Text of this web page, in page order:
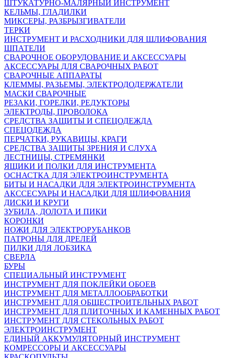
ШТУКАТУРНО-МАЛЯРНЫЙ ИНСТРУМЕНТ
КЕЛЬМЫ, ГЛАДИЛКИ
МИКСЕРЫ, РАЗБРЫЗГИВАТЕЛИ
ТЕРКИ
ИНСТРУМЕНТ И РАСХОДНИКИ ДЛЯ ШЛИФОВАНИЯ
ШПАТЕЛИ
СВАРОЧНОЕ ОБОРУДОВАНИЕ И АКСЕССУАРЫ
АКСЕССУАРЫ ДЛЯ СВАРОЧНЫХ РАБОТ
СВАРОЧНЫЕ АППАРАТЫ
КЛЕММЫ, РАЗЬЕМЫ, ЭЛЕКТРОДОДЕРЖАТЕЛИ
МАСКИ СВАРОЧНЫЕ
РЕЗАКИ, ГОРЕЛКИ, РЕДУКТОРЫ
ЭЛЕКТРОДЫ, ПРОВОЛОКА
СРЕДСТВА ЗАЩИТЫ И СПЕЦОДЕЖДА
СПЕЦОДЕЖДА
ПЕРЧАТКИ, РУКАВИЦЫ, КРАГИ
СРЕДСТВА ЗАЩИТЫ ЗРЕНИЯ И СЛУХА
ЛЕСТНИЦЫ, СТРЕМЯНКИ
ЯЩИКИ И ПОЛКИ ДЛЯ ИНСТРУМЕНТА
ОСНАСТКА ДЛЯ ЭЛЕКТРОИНСТРУМЕНТА
БИТЫ И НАСАДКИ ДЛЯ ЭЛЕКТРОИНСТРУМЕНТА
АКССЕСУАРЫ И НАСАДКИ ДЛЯ ШЛИФОВАНИЯ
ДИСКИ И КРУГИ
ЗУБИЛА, ДОЛОТА И ПИКИ
КОРОНКИ
НОЖИ ДЛЯ ЭЛЕКТРОРУБАНКОВ
ПАТРОНЫ ДЛЯ ДРЕЛЕЙ
ПИЛКИ ДЛЯ ЛОБЗИКА
СВЕРЛА
БУРЫ
СПЕЦИАЛЬНЫЙ ИНСТРУМЕНТ
ИНСТРУМЕНТ ДЛЯ ПОКЛЕЙКИ ОБОЕВ
ИНСТРУМЕНТ ДЛЯ МЕТАЛЛООБРАБОТКИ
ИНСТРУМЕНТ ДЛЯ ОБЩЕСТРОИТЕЛЬНЫХ РАБОТ
ИНСТРУМЕНТ ДЛЯ ПЛИТОЧНЫХ И КАМЕННЫХ РАБОТ
ИНСТРУМЕНТ ДЛЯ СТЕКОЛЬНЫХ РАБОТ
ЭЛЕКТРОИНСТРУМЕНТ
ЕДИНЫЙ АККУМУЛЯТОРНЫЙ ИНСТРУМЕНТ
КОМРЕССОРЫ И АКСЕССУАРЫ